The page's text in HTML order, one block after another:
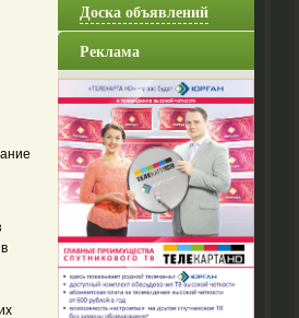
Доска объявлений
Реклама